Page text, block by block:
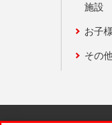
施設
お子
その